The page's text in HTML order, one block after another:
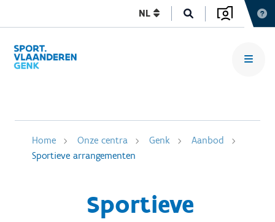
NL
Home Onze centra Genk
Aanbod
Sportieve arrangementen
Sportieve